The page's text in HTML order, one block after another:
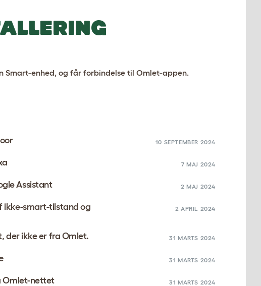
Smart-enhed, og får forbindelse til Omlet-appen.
10 SEPTEMBER 2024
7 MAJ 2024
Assistant 2 MAJ 2024
ikke-smart-tilstand og 2 APRIL 2024
der ikke er fra Omlet. 31 MARTS 2024
31 MARTS 2024
Omlet-nettet 31 MARTS 2024